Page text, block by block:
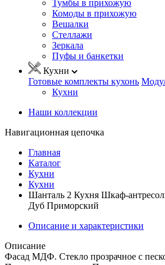
Тумбы в прихожую
Комоды в прихожую
Вешалки
Стеллажи
Зеркала
Пуфы и банкетки
Кухни
Готовые комплекты кухонь
Кухни
Наши коллекции
Навигационная цепочка
Главная
Каталог
Кухни
Кухни
Шанталь 2 Кухня Шкаф-
Дуб Приморский
Описание и характеристики
Описание
Фасад МДФ. Стекло прозрачное с